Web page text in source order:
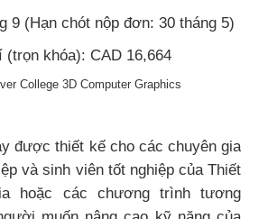
9 (Hạn chót nộp đơn: 30 tháng 5)
(trọn khóa): CAD 16,664
được thiết kế cho các chuyên gia
và sinh viên tốt nghiệp của Thiết
hoặc các chương trình tương